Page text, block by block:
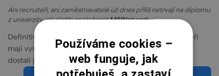
Ani recruiteři, ani zaměstnavatelé už dnes příliš netrvají na diplomu
z univerzity, jak zjistila společnostMRINetwork.
Definitivně se smývá rozdíl mezi tradičními ajťáky, kteří
mají vysokoškolský diplom a mezi lidmi, kteří se do IT
dostali jiným způsobem. Není to šance i pro tebe?
Používáme cookies –
web funguje, jak